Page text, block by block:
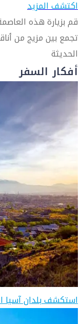
اكتشف المزيد
قم بزيارة هذه
تجمع بين مزيج من
الحديثة
أفكار السفر
استكشف بلدان